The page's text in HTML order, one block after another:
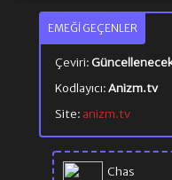
Chas
EMEĞI GEÇENLER
Çeviri:
Kodlayıcı:Anizm.tv
Site: anizm.tv